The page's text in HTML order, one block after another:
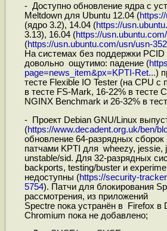
- Доступно обновление ядра c
Meltdown для Ubuntu 12.04 (
(ядро 3.2), 14.04 (https://
3.13), 16.04 (https://
(https://usn.ubuntu.com/usn/usn-
На системах без поддержки
довольно ощутимо: падение (
page=news_item&px=KPTI-Ret...)
тесте Flexible IO Tester (на CPU
в тесте FS-Mark, 16-22% в тесте
NGINX Benchmark и 26-32% в
- Проект Debian GNU/Linux
(https://www.decadent.org.uk/ben/
обновление 64-разрядных
патчами KPTI для wheezy, jessie,
unstable/sid. Для 32-разрядных
backports, testing/buster и
недоступны (https://security-
5754). Патчи для блокирования
рассмотрения, из приложений
Spectre пока устранён в Firefox в
Chromium пока не добавлено;